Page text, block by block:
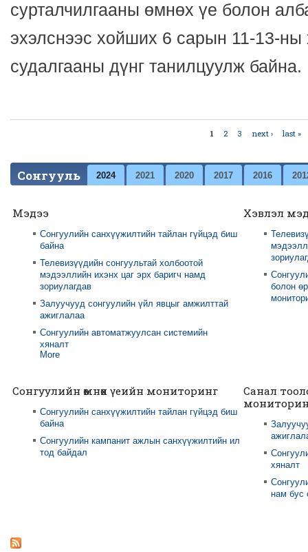
сурталчилгааны өмнөх үе болон
эхэлснээс хойших 6 сарын 11-13-ны
судалгааны дүнг танилцуулж байна.
1 2 3 next › last »
Сонгууль 2024 2021 2020 2017 2016
Мэдээ
Сонгуулийн санхүүжилтийн тайлан гүйцэд биш
байна
Телевизүүдийн сонгуультай холбоотой
мэдээллийн ихэнх цаг эрх баригч намд
зориулагдав
Залуучууд сонгуулийн үйл явцыг амжилттай
ажиглалаа
Сонгуулийн автоматжуулсан системийн
хяналт
More
Хэвлэл
болон
Сонгуулийн өмнөх үеийн мониторинг
Сонгуулийн санхүүжилтийн тайлан гүйцэд биш
байна
Сонгуулийн кампанит ажлын санхүүжилтийн ил
тод байдал
Санал
хяналт
нам бус